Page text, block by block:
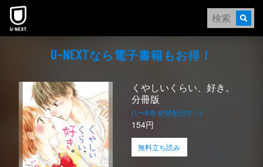
本文へスキップ
U-NEXTなら電⼦書籍もお得！
くやしいくらい、好き。
分冊版
(1〜8巻 絶賛配信中！)
154円
無料立ち読み